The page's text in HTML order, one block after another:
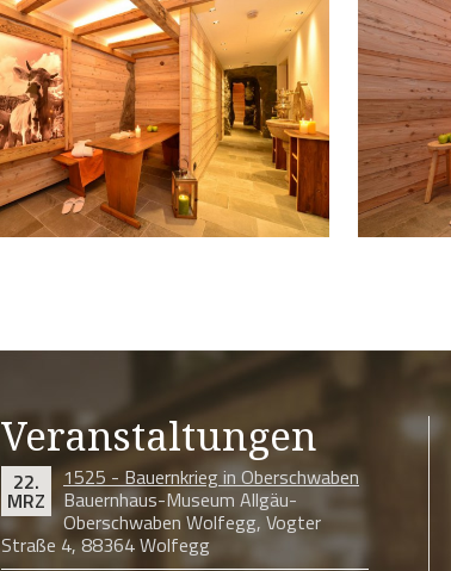
Veranstaltungen
22.
MRZ
1525 - Bauernkrieg in Oberschwaben
Bauernhaus-Museum Allgäu-
Oberschwaben Wolfegg, Vogter
Straße 4, 88364 Wolfegg